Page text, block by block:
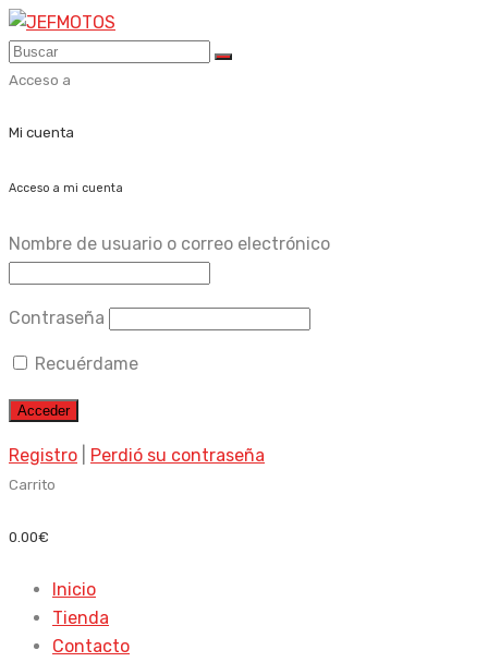
Skip
to
content
Acceso a
Mi cuenta
Acceso a mi cuenta
Nombre de usuario o correo electrónico
Contraseña
Recuérdame
Registro Perdió su contraseña
Carrito
0.00€
Inicio
Tienda
Contacto